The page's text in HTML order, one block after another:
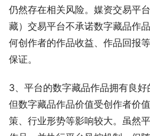
仍然存在相关风险。媒资交易平
藏）交易平台不承诺数字藏品作
何创作者的作品收益、作品回报
保证。
3、平台的数字藏品作品拥有良好
但数字藏品作品价值受创作者价
策、行业形势等影响较大。虽然